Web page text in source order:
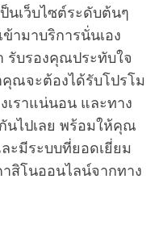
นเว็บไซต์ระดับต้นๆ
ามาบริการนั่นเอง
รับรองคุณประทับใจ
ณจะต้องได้รับโปรโม
เราแน่นอน และทาง
นไปเลย พร้อมให้คุณ
ะมีระบบที่ยอดเยี่ยม
สิโนออนไลน์จากทาง